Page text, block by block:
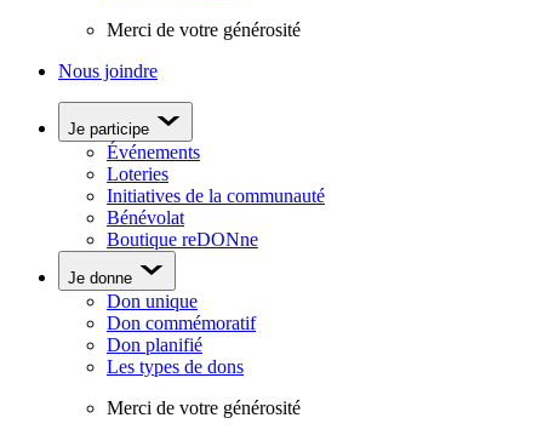
Merci de votre générosité
Nous joindre
Je participe
Événements
Loteries
Initiatives de la communauté
Bénévolat
Boutique reDONne
Je donne
Don unique
Don commémoratif
Don planifié
Les types de dons
Merci de votre générosité